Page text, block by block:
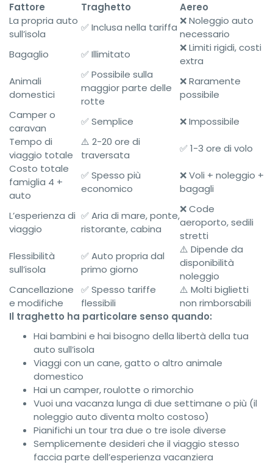
Fattore
Traghetto
Aereo
La propria auto
sull’isola
✅ Inclusa nella tariffa
❌ Noleggio auto
necessario
Bagaglio
✅ Illimitato
❌ Limiti rigidi, costi
extra
Animali
domestici
✅ Possibile sulla
maggior parte delle
rotte
❌ Raramente
possibile
Camper o
caravan
✅ Semplice
❌ Impossibile
Tempo di
viaggio totale
⚠️ 2-20 ore di
traversata
✅ 1-3 ore di volo
Costo totale
famiglia 4 +
auto
✅ Spesso più
economico
❌ Voli + noleggio +
bagagli
L’esperienza di
viaggio
✅ Aria di mare, ponte,
ristorante, cabina
❌ Code
aeroporto, sedili
stretti
Flessibilità
sull’isola
✅ Auto propria dal
primo giorno
⚠️ Dipende da
disponibilità
noleggio
Cancellazione
e modifiche
✅ Spesso tariffe
flessibili
⚠️ Molti biglietti
non rimborsabili
Il traghetto ha particolare senso quando:
Hai bambini e hai bisogno della libertà della tua
auto sull’isola
Viaggi con un cane, gatto o altro animale
domestico
Hai un camper, roulotte o rimorchio
Vuoi una vacanza lunga di due settimane o più (il
noleggio auto diventa molto costoso)
Pianifichi un tour tra due o tre isole diverse
Semplicemente desideri che il viaggio stesso
faccia parte dell’esperienza vacanziera